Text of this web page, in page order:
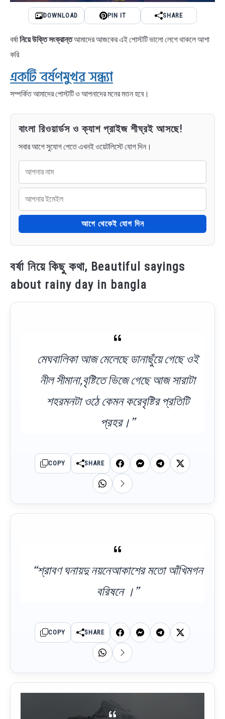
DOWNLOAD PIN IT SHARE
বর্ষানিয়ে উক্তি সংক্রান্তআমাদের আজকের এই পোস্টটি ভালো লেগে থাকলে আশা
করি
একটি বর্ষণমুখর সন্ধ্যা
সম্পর্কিত আমাদের পোস্টটি ও আপনাদের মনের মতন হবে।
বাংলা রিওয়ার্ডস ও ক্যাশ প্রাইজ শীঘ্রই আসছে!
সবার আগে সুযোগ পেতে এখনই ওয়েটলিস্টে যোগ দিন।
আগে থেকেই যোগ দিন
বর্ষা নিয়ে কিছু কথা, Beautiful sayings
about rainy day in bangla
মেঘবালিকা আজ মেলেছে ডানাছুঁয়ে গেছে ওই
নীল সীমানা,বৃষ্টিতে ভিজে গেছে আজ সারাটা
শহরমনটা ওঠে কেমন করেবৃষ্টির প্রতিটি
প্রহর।”
COPY SHARE
“শ্রাবণ ঘনায়দু নয়নেআকাশের মতো আঁখিমগন
বরিষনে ।”
COPY SHARE